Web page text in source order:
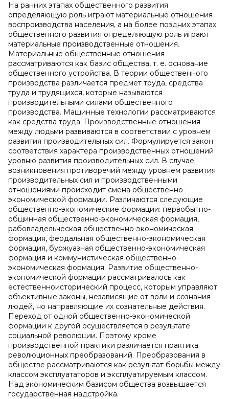
На ранних этапах общественного развития
определяющую роль играют материальные отношения
воспроизводства населения, а на более поздних этапах
общественного развития определяющую роль играют
материальные производственные отношения.
Материальные общественные отношения
рассматриваются как базис общества, т. е. основание
общественного устройства. В теории общественного
производства различается предмет труда, средства
труда и трудящихся, которые называются
производительными силами общественного
производства. Машинные технологии рассматриваются
как средства труда. Производственные отношения
между людьми развиваются в соответствии с уровнем
развития производительных сил. Формулируется закон
соответствия характера производственных отношений
уровню развития производительных сил. В случае
возникновения противоречий между уровнем развития
производительных сил и производственными
отношениями происходит смена общественно-
экономической формации. Различаются следующие
общественно-экономические формации: первобытно-
общинная общественно-экономическая формация,
рабовладельческая общественно-экономическая
формация, феодальная общественно-экономическая
формация, буржуазная общественно-экономическая
формация и коммунистическая общественно-
экономическая формация. Развитие общественно-
экономической формации рассматривалось как
естественноисторический процесс, которым управляют
объективные законы, независящие от воли и сознания
людей, но направляющие их сознательные действия.
Переход от одной общественно-экономической
формации к другой осуществляется в результате
социальной революции. Поэтому кроме
производственной практики различается практика
революционных преобразований. Преобразования в
обществе рассматриваются как результат борьбы между
классом эксплуататоров и эксплуатируемым классом.
Над экономическим базисом общества возвышается
государственная надстройка.